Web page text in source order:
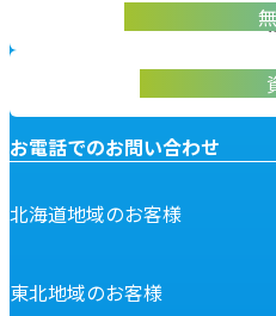
実際に操作して
abiliveDXの資
お電話でのお問い合わせ
北海道地域のお客様
東北地域のお客様